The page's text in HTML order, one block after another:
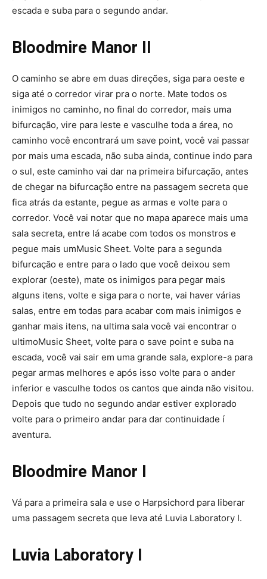
escada e suba para o segundo andar.
Bloodmire Manor II
O caminho se abre em duas direções, siga para oeste e
siga até o corredor virar pra o norte. Mate todos os
inimigos no caminho, no final do corredor, mais uma
bifurcação, vire para leste e vasculhe toda a área, no
caminho você encontrará um save point, você vai passar
por mais uma escada, não suba ainda, continue indo para
o sul, este caminho vai dar na primeira bifurcação, antes
de chegar na bifurcação entre na passagem secreta que
fica atrás da estante, pegue as armas e volte para o
corredor. Você vai notar que no mapa aparece mais uma
sala secreta, entre lá acabe com todos os monstros e
pegue mais umMusic Sheet. Volte para a segunda
bifurcação e entre para o lado que você deixou sem
explorar (oeste), mate os inimigos para pegar mais
alguns itens, volte e siga para o norte, vai haver várias
salas, entre em todas para acabar com mais inimigos e
ganhar mais itens, na ultima sala você vai encontrar o
ultimoMusic Sheet, volte para o save point e suba na
escada, você vai sair em uma grande sala, explore-a para
pegar armas melhores e após isso volte para o ander
inferior e vasculhe todos os cantos que ainda não visitou.
Depois que tudo no segundo andar estiver explorado
volte para o primeiro andar para dar continuidade í
aventura.
Bloodmire Manor I
Vá para a primeira sala e use o Harpsichord para liberar
uma passagem secreta que leva até Luvia Laboratory I.
Luvia Laboratory I